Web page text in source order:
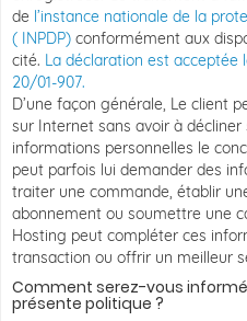
de l’instance nationale de la
( INPDP) conformément aux
cité. La déclaration est
20/01-907.
D’une façon générale, Le client
sur Internet sans avoir à
informations personnelles le
peut parfois lui demander des
traiter une commande, établir
abonnement ou soumettre une
Hosting peut compléter ces
transaction ou offrir un meilleur
Comment serez-vous
présente politique ?